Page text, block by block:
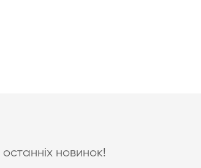
останніх новинок!